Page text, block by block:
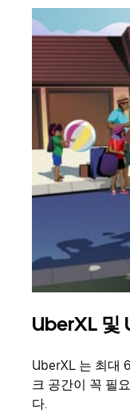
UberXL 및
UberXL 는 최대
크 공간이 꼭 필
다.